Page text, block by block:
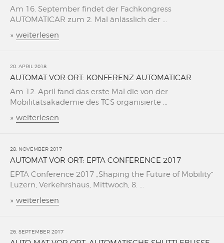
Am 16. September findet der Fachkongress
AUTOMATICAR zum 2. Mal änlässlich der ...
» weiterlesen
20. APRIL 2018
AUTOMAT VOR ORT: KONFERENZ AUTOMATICAR
Am 12. April fand das erste Mal die von der
Mobilitätsakademie des TCS organisierte ...
» weiterlesen
28. NOVEMBER 2017
AUTOMAT VOR ORT: EPTA CONFERENCE 2017
EPTA Conference 2017 „Shaping the Future of Mobility“
Luzern, Verkehrshaus, Mittwoch, 8. ...
» weiterlesen
26. SEPTEMBER 2017